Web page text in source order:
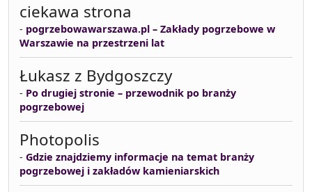
ciekawa strona
- pogrzebowawarszawa.pl – Zakłady pogrzebowe w
Warszawie na przestrzeni lat
Łukasz z Bydgoszczy
- Po drugiej stronie – przewodnik po branży
pogrzebowej
Photopolis
- Gdzie znajdziemy informacje na temat branży
pogrzebowej i zakładów kamieniarskich